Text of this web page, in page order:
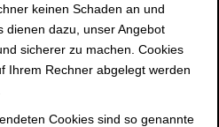
keinen Schaden an und
dienen dazu, unser Angebot
sicherer zu machen. Cookies
Ihrem Rechner abgelegt werden
Cookies sind so genannte